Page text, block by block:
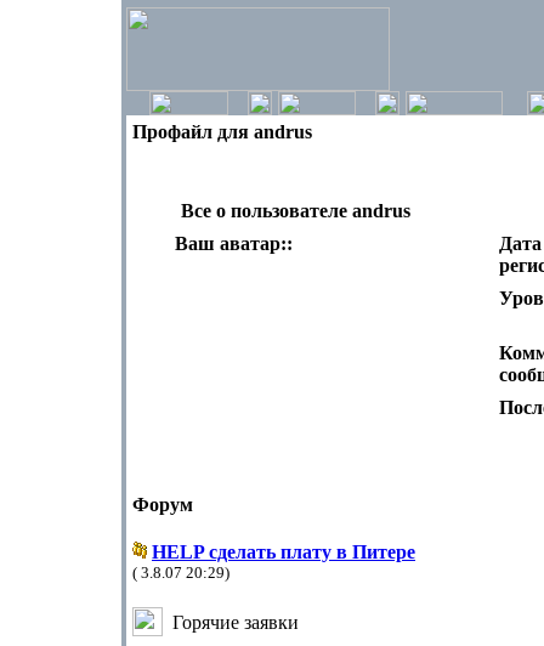
Профайл для andrus
Все о пользователе andrus
Ваш аватар::
Дата
Форум
HELP сделать плату в Питере
( 3.8.07 20:29)
Горячие заявки